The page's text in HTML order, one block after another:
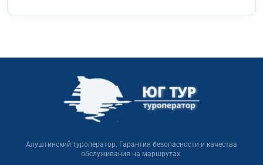
Алуштинский туроператор. Гарантия безопасности и качества
обслуживания на маршрутах.